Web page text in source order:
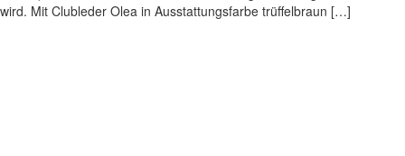
wird. Mit Clubleder Olea in Ausstattungsfarbe trüffelbraun […]